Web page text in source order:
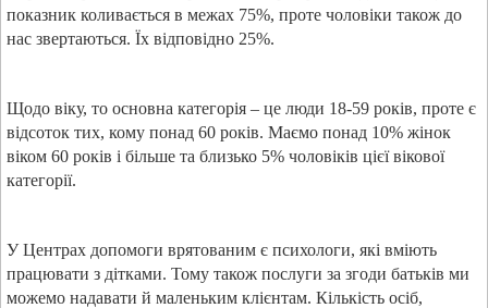
показник коливається в межах 75%, проте чоловіки також до
нас звертаються. Їх відповідно 25%.
Щодо віку, то основна категорія – це люди 18-59 років, проте є
відсоток тих, кому понад 60 років. Маємо понад 10% жінок
віком 60 років і більше та близько 5% чоловіків цієї вікової
категорії.
У Центрах допомоги врятованим є психологи, які вміють
працювати з дітками. Тому також послуги за згоди батьків ми
можемо надавати й маленьким клієнтам. Кількість осіб,